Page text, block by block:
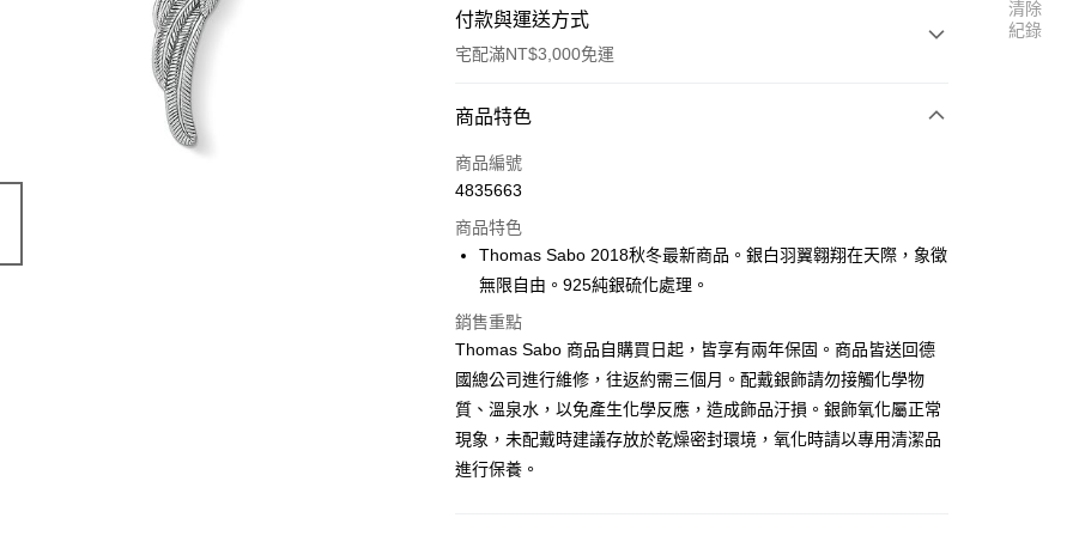
付款與運送方式
宅配滿NT$3,000免運
付款方式
信用卡一次付款
街口支付
悠遊付
ATM付款
運送方式
黑貓宅急便
商品特色
商品編號
4835663
商品特色
Thomas Sabo 2018秋冬最新商品。銀白羽翼翱翔在天際，象徵
無限自由。925純銀硫化處理。
銷售重點
Thomas Sabo 商品自購買日起，皆享有兩年保固。商品皆送回德
國總公司進行維修，往返約需三個月。配戴銀飾請勿接觸化學物
質、溫泉水，以免產生化學反應，造成飾品汙損。銀飾氧化屬正常
現象，未配戴時建議存放於乾燥密封環境，氧化時請以專用清潔品
進行保養。
清除
紀錄